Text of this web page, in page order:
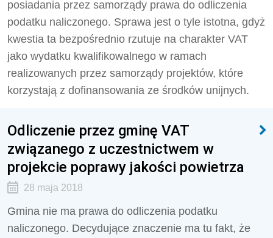
posiadania przez samorządy prawa do odliczenia
podatku naliczonego. Sprawa jest o tyle istotna, gdyż
kwestia ta bezpośrednio rzutuje na charakter VAT
jako wydatku kwalifikowalnego w ramach
realizowanych przez samorządy projektów, które
korzystają z dofinansowania ze środków unijnych.
Odliczenie przez gminę VAT
związanego z uczestnictwem w
projekcie poprawy jakości powietrza
28 maja 2018
Gmina nie ma prawa do odliczenia podatku
naliczonego. Decydujące znaczenie ma tu fakt, że